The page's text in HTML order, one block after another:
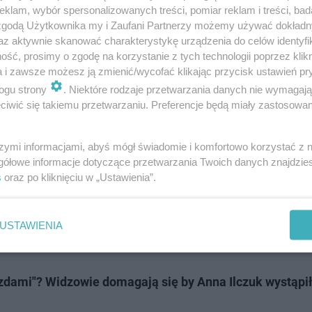
w niedzielę 10.11.2024?
zatańczyły po dwie choreografie, a podczas
początkowej choreografii profesjonalnych
się z programem tuż przed finałem. Z "Tańca z
Danilczuk.
Widzowie domagają się by Anna Ilczuk
wybór spersonalizowanych treści, pomiar reklam i treści,
Użytkownika my i Zaufani Partnerzy możemy używać
aktywnie skanować charakterystykę urządzenia do celów
prosimy o zgodę na korzystanie z tych technologii poprzez
i zawsze możesz ją zmienić/wycofać klikając przycisk ustawień
strony
. Niektóre rodzaje przetwarzania danych nie
się takiemu przetwarzaniu. Preferencje będą miały
informacjami, abyś mógł świadomie i komfortowo korzystać z
informacje dotyczące przetwarzania Twoich danych
oraz po kliknięciu w „Ustawienia”.
USTAWIENIA